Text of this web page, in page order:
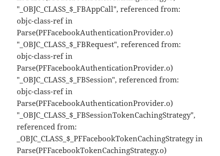
"_OBJC_CLASS_$_FBAppCall", referenced from:
objc-class-ref in
Parse(PFFacebookAuthenticationProvider.o)
"_OBJC_CLASS_$_FBRequest", referenced from:
objc-class-ref in
Parse(PFFacebookAuthenticationProvider.o)
"_OBJC_CLASS_$_FBSession", referenced from:
objc-class-ref in
Parse(PFFacebookAuthenticationProvider.o)
"_OBJC_CLASS_$_FBSessionTokenCachingStrategy",
referenced from:
_OBJC_CLASS_$_PFFacebookTokenCachingStrategy in
Parse(PFFacebookTokenCachingStrategy.o)